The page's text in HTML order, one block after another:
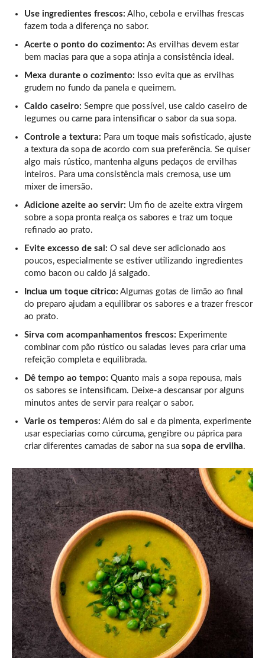
Use ingredientes frescos: Alho, cebola e ervilhas frescas
fazem toda a diferença no sabor.
Acerte o ponto do cozimento: As ervilhas devem estar
bem macias para que a sopa atinja a consistência ideal.
Mexa durante o cozimento: Isso evita que as ervilhas
grudem no fundo da panela e queimem.
Caldo caseiro: Sempre que possível, use caldo caseiro de
legumes ou carne para intensificar o sabor da sua sopa.
Controle a textura: Para um toque mais sofisticado, ajuste
a textura da sopa de acordo com sua preferência. Se quiser
algo mais rústico, mantenha alguns pedaços de ervilhas
inteiros. Para uma consistência mais cremosa, use um
mixer de imersão.
Adicione azeite ao servir: Um fio de azeite extra virgem
sobre a sopa pronta realça os sabores e traz um toque
refinado ao prato.
Evite excesso de sal: O sal deve ser adicionado aos
poucos, especialmente se estiver utilizando ingredientes
como bacon ou caldo já salgado.
Inclua um toque cítrico: Algumas gotas de limão ao final
do preparo ajudam a equilibrar os sabores e a trazer frescor
ao prato.
Sirva com acompanhamentos frescos: Experimente
combinar com pão rústico ou saladas leves para criar uma
refeição completa e equilibrada.
Dê tempo ao tempo: Quanto mais a sopa repousa, mais
os sabores se intensificam. Deixe-a descansar por alguns
minutos antes de servir para realçar o sabor.
Varie os temperos: Além do sal e da pimenta, experimente
usar especiarias como cúrcuma, gengibre ou páprica para
criar diferentes camadas de sabor na sua sopa de ervilha.